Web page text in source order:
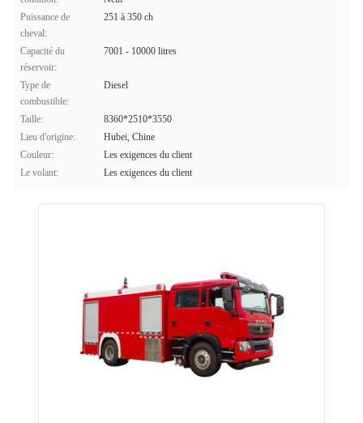
Puissance de
cheval:
251 à 350 ch
Capacité du
réservoir:
7001 - 10000 litres
Type de
combustible:
Diesel
Taille:
8360*2510*3550
Lieu d'origine:
Hubei, Chine
Couleur:
Les exigences du client
Le volant:
Les exigences du client